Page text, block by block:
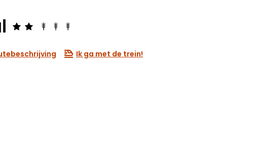
Ik ga met de trein!